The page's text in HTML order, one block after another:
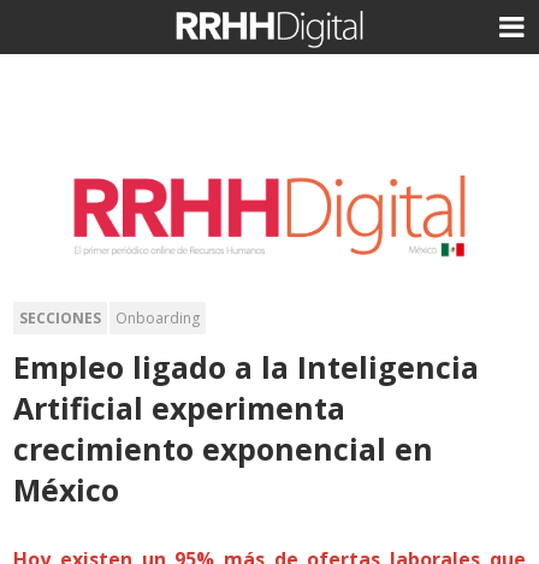
SECCIONES Onboarding
Empleo ligado a la Inteligencia
Artificial experimenta
crecimiento exponencial en
México
Hoy existen un 95% más de ofertas laborales que